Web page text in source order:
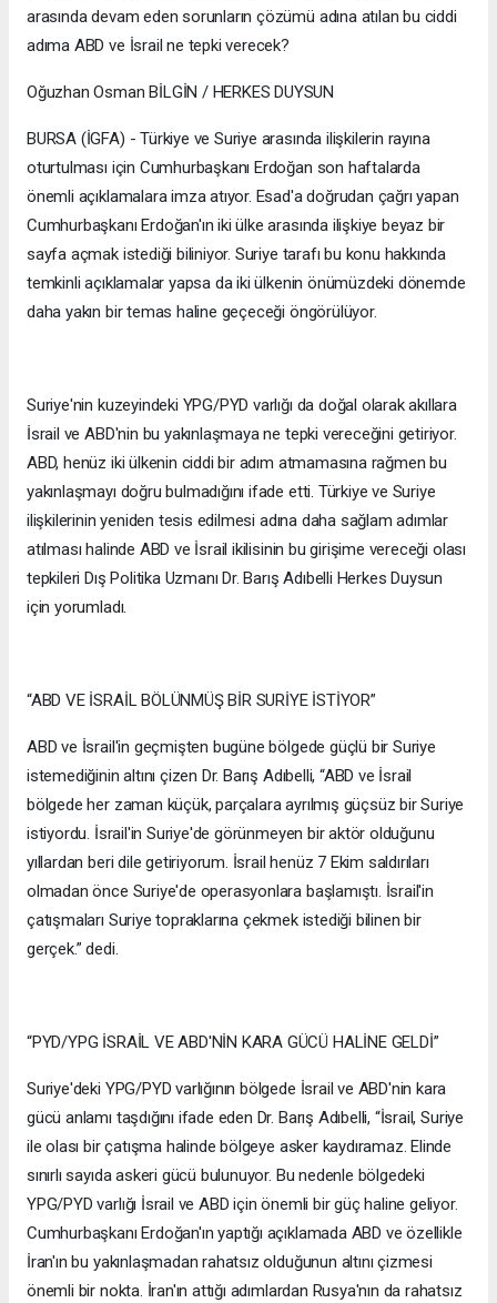
arasında devam eden sorunların çözümü adına atılan bu ciddi
adıma ABD ve İsrail ne tepki verecek?
Oğuzhan Osman BİLGİN / HERKES DUYSUN
BURSA (İGFA) - Türkiye ve Suriye arasında ilişkilerin rayına
oturtulması için Cumhurbaşkanı Erdoğan son haftalarda
önemli açıklamalara imza atıyor. Esad'a doğrudan çağrı yapan
Cumhurbaşkanı Erdoğan'ın iki ülke arasında ilişkiye beyaz bir
sayfa açmak istediği biliniyor. Suriye tarafı bu konu hakkında
temkinli açıklamalar yapsa da iki ülkenin önümüzdeki dönemde
daha yakın bir temas haline geçeceği öngörülüyor.
Suriye'nin kuzeyindeki YPG/PYD varlığı da doğal olarak akıllara
İsrail ve ABD'nin bu yakınlaşmaya ne tepki vereceğini getiriyor.
ABD, henüz iki ülkenin ciddi bir adım atmamasına rağmen bu
yakınlaşmayı doğru bulmadığını ifade etti. Türkiye ve Suriye
ilişkilerinin yeniden tesis edilmesi adına daha sağlam adımlar
atılması halinde ABD ve İsrail ikilisinin bu girişime vereceği olası
tepkileri Dış Politika Uzmanı Dr. Barış Adıbelli Herkes Duysun
için yorumladı.
“ABD VE İSRAİL BÖLÜNMÜŞ BİR SURİYE İSTİYOR”
ABD ve İsrail'in geçmişten bugüne bölgede güçlü bir Suriye
istemediğinin altını çizen Dr. Barış Adıbelli, “ABD ve İsrail
bölgede her zaman küçük, parçalara ayrılmış güçsüz bir Suriye
istiyordu. İsrail'in Suriye'de görünmeyen bir aktör olduğunu
yıllardan beri dile getiriyorum. İsrail henüz 7 Ekim saldırıları
olmadan önce Suriye'de operasyonlara başlamıştı. İsrail'in
çatışmaları Suriye topraklarına çekmek istediği bilinen bir
gerçek.” dedi.
“PYD/YPG İSRAİL VE ABD'NİN KARA GÜCÜ HALİNE GELDİ”
Suriye'deki YPG/PYD varlığının bölgede İsrail ve ABD'nin kara
gücü anlamı taşdığını ifade eden Dr. Barış Adıbelli, “İsrail, Suriye
ile olası bir çatışma halinde bölgeye asker kaydıramaz. Elinde
sınırlı sayıda askeri gücü bulunuyor. Bu nedenle bölgedeki
YPG/PYD varlığı İsrail ve ABD için önemli bir güç haline geliyor.
Cumhurbaşkanı Erdoğan'ın yaptığı açıklamada ABD ve özellikle
İran'ın bu yakınlaşmadan rahatsız olduğunun altını çizmesi
önemli bir nokta. İran'ın attığı adımlardan Rusya'nın da rahatsız